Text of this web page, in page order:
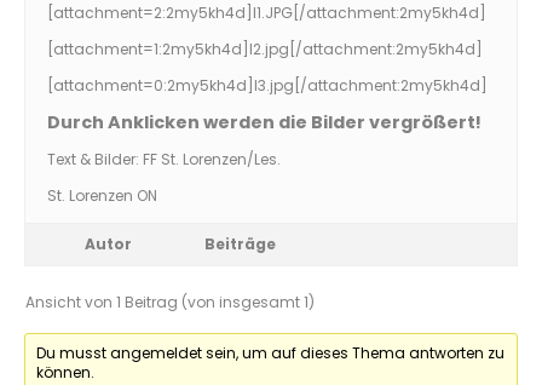
[attachment=2:2my5kh4d] I1.JPG [/attachment:2my5kh4d]
[attachment=1:2my5kh4d] I2.jpg [/attachment:2my5kh4d]
[attachment=0:2my5kh4d] I3.jpg [/attachment:2my5kh4d]
Durch Anklicken werden die Bilder vergrößert!
Text & Bilder: FF St. Lorenzen/Les.
St. Lorenzen ON
Autor Beiträge
Ansicht von 1 Beitrag (von insgesamt 1)
Du musst angemeldet sein, um auf dieses Thema antworten zu
können.